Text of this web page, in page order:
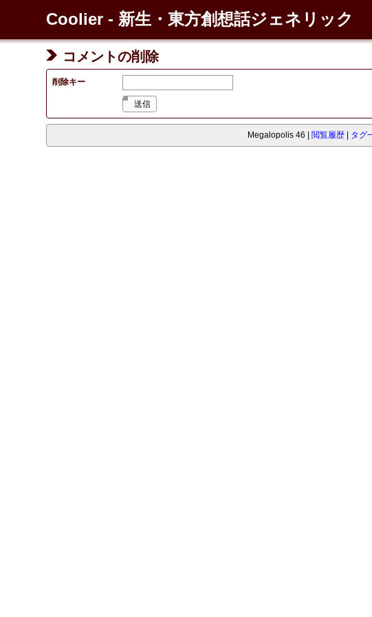
Coolier - 新生・東方創想話ジェネリック
コメントの削除
削除キー
送信
Megalopolis 46 閲覧履歴 タグ